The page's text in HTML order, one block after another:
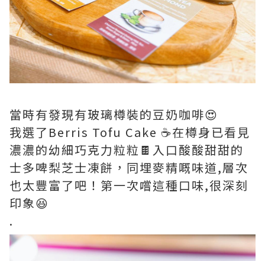
當時有發現有玻璃樽裝的豆奶咖啡😍
我選了Berris Tofu Cake ☕️在樽身已看見
濃濃的幼細巧克力粒粒🍫入口酸酸甜甜的
士多啤梨芝士凍餅，同埋麥精嘅味道,層次
也太豐富了吧！第一次嚐這種口味,很深刻
印象😆
.